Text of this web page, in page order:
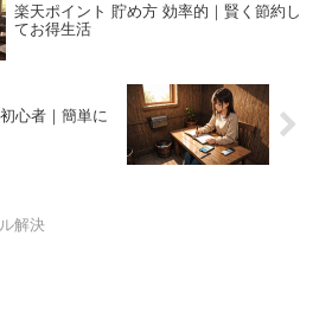
楽天ポイント 貯め方 効率的｜賢く節約し
てお得生活
心者｜簡単に
解決